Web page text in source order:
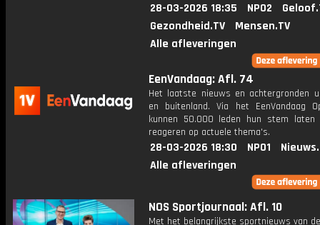
28-03-2026 18:35 NPO2
Gezondheid.TV
Mensen.TV
Alle afleveringen
EenVandaag: Afl. 74
Het laatste nieuws en achtergronden
en buitenland. Via het EenVandaag
kunnen 50.000 leden hun stem laten
reageren op actuele thema's.
28-03-2026 18:30 NPO1
Alle afleveringen
NOS Sportjournaal: Afl. 10
Met het belangrijkste sportnieuws van